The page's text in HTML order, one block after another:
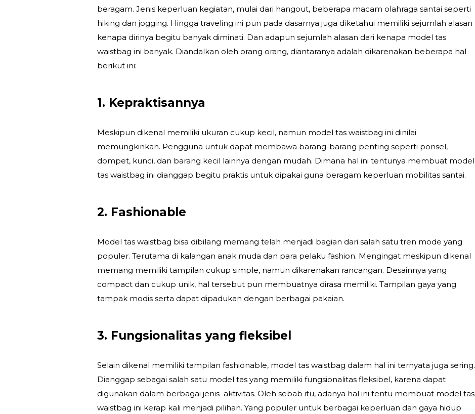
beragam. Jenis keperluan kegiatan, mulai dari hangout, beberapa macam olahraga santai seperti
hiking dan jogging. Hingga traveling ini pun pada dasarnya juga diketahui memiliki sejumlah alasan
kenapa dirinya begitu banyak diminati. Dan adapun sejumlah alasan dari kenapa model tas
waistbag ini banyak. Diandalkan oleh orang orang, diantaranya adalah dikarenakan beberapa hal
berikut ini:
1. Kepraktisannya
Meskipun dikenal memiliki ukuran cukup kecil, namun model tas waistbag ini dinilai
memungkinkan. Pengguna untuk dapat membawa barang-barang penting seperti ponsel,
dompet, kunci, dan barang kecil lainnya dengan mudah. Dimana hal ini tentunya membuat model
tas waistbag ini dianggap begitu praktis untuk dipakai guna beragam keperluan mobilitas santai.
2. Fashionable
Model tas waistbag bisa dibilang memang telah menjadi bagian dari salah satu tren mode yang
populer. Terutama di kalangan anak muda dan para pelaku fashion. Mengingat meskipun dikenal
memang memiliki tampilan cukup simple, namun dikarenakan rancangan. Desainnya yang
compact dan cukup unik, hal tersebut pun membuatnya dirasa memiliki. Tampilan gaya yang
tampak modis serta dapat dipadukan dengan berbagai pakaian.
3. Fungsionalitas yang fleksibel
Selain dikenal memiliki tampilan fashionable, model tas waistbag dalam hal ini ternyata juga sering.
Dianggap sebagai salah satu model tas yang memiliki fungsionalitas fleksibel, karena dapat
digunakan dalam berbagai jenis aktivitas. Oleh sebab itu, adanya hal ini tentu membuat model tas
waistbag ini kerap kali menjadi pilihan. Yang populer untuk berbagai keperluan dan gaya hidup